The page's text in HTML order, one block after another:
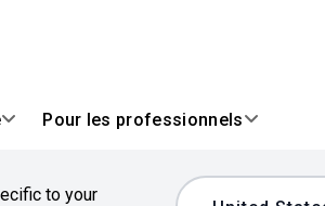
Pour les professionnels
to your